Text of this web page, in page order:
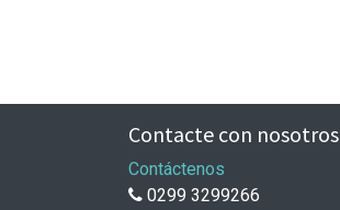
Contacte con nosotros
Contáctenos
0299 3299266